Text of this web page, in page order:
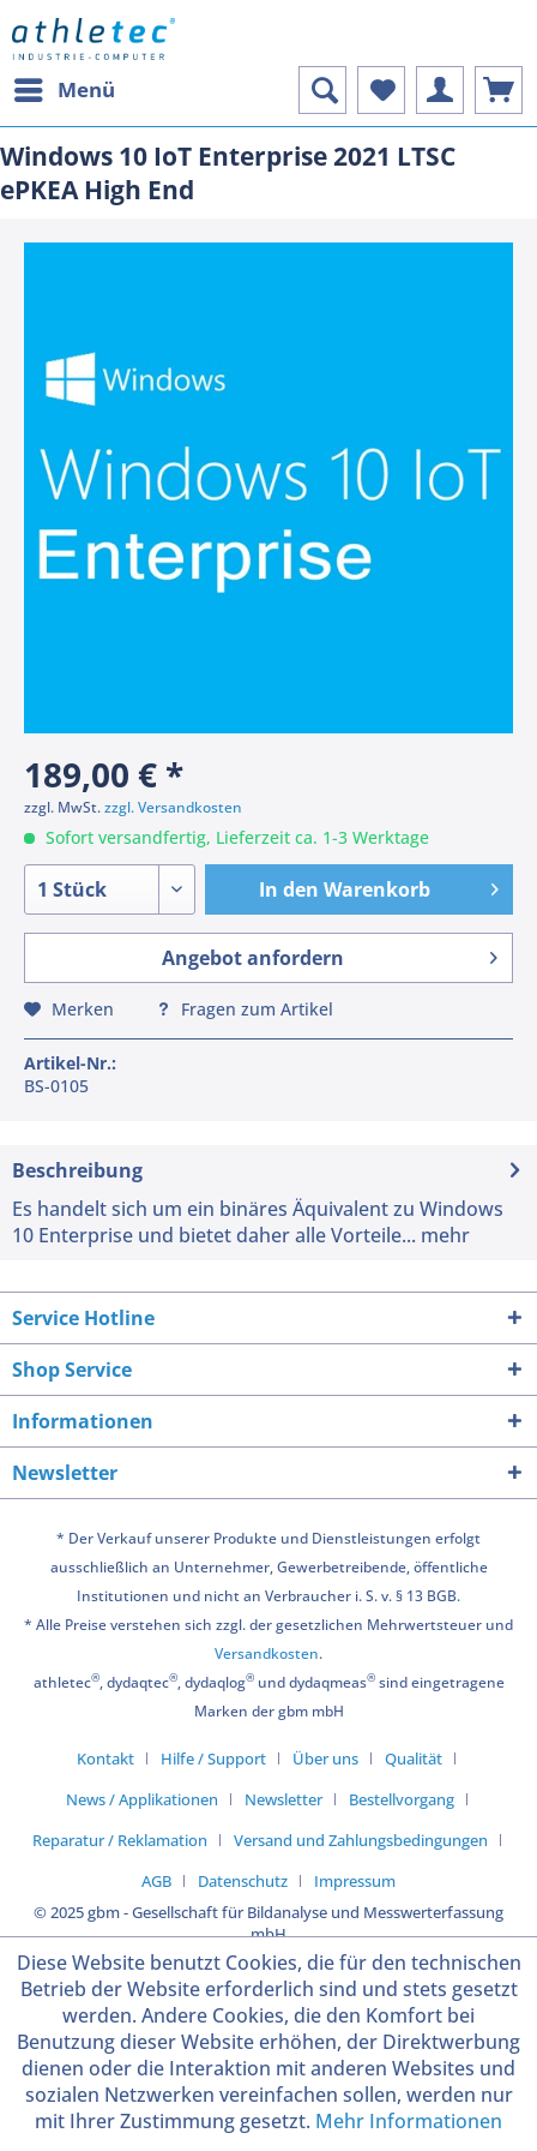
Menü
Windows 10 IoT Enterprise 2021 LTSC
ePKEA High End
189,00 € *
zzgl. MwSt.zzgl. Versandkosten
Sofort versandfertig, Lieferzeit ca. 1-3 Werktage
In den Warenkorb
Angebot anfordern
Merken Fragen zum Artikel
Artikel-Nr.:
BS-0105
Beschreibung
Es handelt sich um ein binäres Äquivalent zu Windows
10 Enterprise und bietet daher alle Vorteile... mehr
Service Hotline
Shop Service
Informationen
Newsletter
* Der Verkauf unserer Produkte und Dienstleistungen erfolgt
ausschließlich an Unternehmer, Gewerbetreibende, öffentliche
Institutionen und nicht an Verbraucher i. S. v. § 13 BGB.
* Alle Preise verstehen sich zzgl. der gesetzlichen Mehrwertsteuer und
Versandkosten.
athletec®, dydaqtec®, dydaqlog®und dydaqmeas®sind eingetragene
Marken der gbm mbH
Kontakt Hilfe / Support Über uns
Qualität
News / Applikationen
Newsletter
Bestellvorgang
Reparatur / Reklamation
Versand und Zahlungsbedingungen
AGB
Datenschutz
Impressum
© 2025 gbm - Gesellschaft für Bildanalyse und Messwerterfassung
mbH
Diese Website benutzt Cookies, die für den technischen
Betrieb der Website erforderlich sind und stets gesetzt
werden. Andere Cookies, die den Komfort bei
Benutzung dieser Website erhöhen, der Direktwerbung
dienen oder die Interaktion mit anderen Websites und
sozialen Netzwerken vereinfachen sollen, werden nur
mit Ihrer Zustimmung gesetzt. Mehr Informationen